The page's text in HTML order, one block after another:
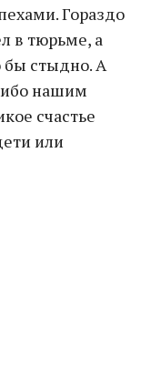
Гораздо
в тюрьме, а
бы стыдно. А
нашим
счастье
или